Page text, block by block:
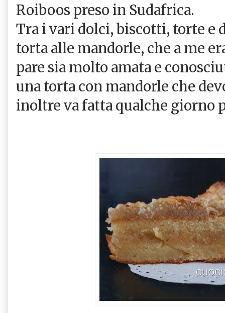
Roiboos preso in Sudafrica.
Tra i vari dolci, biscotti, torte e
torta alle mandorle, che a me
pare sia molto amata e
una torta con mandorle che
inoltre va fatta qualche giorno